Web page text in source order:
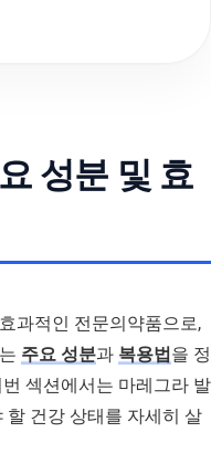
성분 및 효
과적인 전문의약품으로,
주요 성분과 복용법 을 정
섹션에서는 마레그라 발
할 건강 상태를 자세히 살